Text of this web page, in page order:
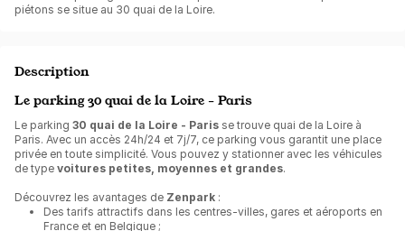
piétons se situe au 30 quai de la Loire.
Description
Le parking 30 quai de la Loire - Paris
Le parking 30 quai de la Loire - Paris se trouve quai de la Loire à
Paris. Avec un accès 24h/24 et 7j/7, ce parking vous garantit une place
privée en toute simplicité. Vous pouvez y stationner avec les véhicules
de type voitures petites, moyennes et grandes.
Découvrez les avantages de Zenpark :
Des tarifs attractifs dans les centres-villes, gares et aéroports en
France et en Belgique ;